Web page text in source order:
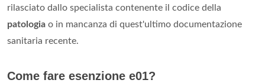
rilasciato dallo specialista contenente il codice della
patologia o in mancanza di quest'ultimo documentazione
sanitaria recente.
Come fare esenzione e01?